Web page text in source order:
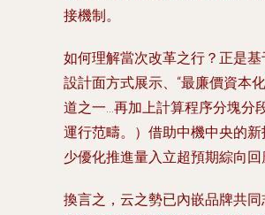
接機制。
如何理解當次改革之行？正是
設計面方式展示、“最廉價資本
道之一...再加上計算程序分塊
運行范疇。）借助中機中央的
少優化推進量入立超預期綜向回
換言之，云之勢已內嵌品牌共